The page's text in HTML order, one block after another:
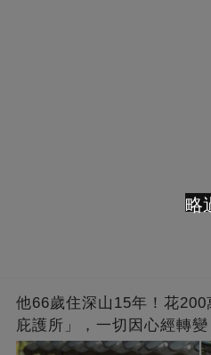
他66歲住深山15年！花
庇護所」，一切因心經轉變
略